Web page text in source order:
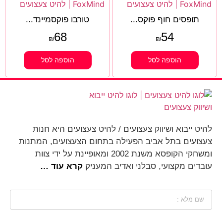
תופסים חוף פוקס...
₪54
הוספה לסל
טורבו פוקסמיינד...
₪68
הוספה לסל
להיט ייבוא ושיווק צעצועים / להיט צעצועים היא חנות
צעצועים בתל אביב הפעילה בתחום הצעצועים, המתנות
ומשחקי הקופסא משנת 2002 ומאופיינת על ידי צוות
עובדים מקצועי, סבלני ואדיב המעניק קרא עוד …